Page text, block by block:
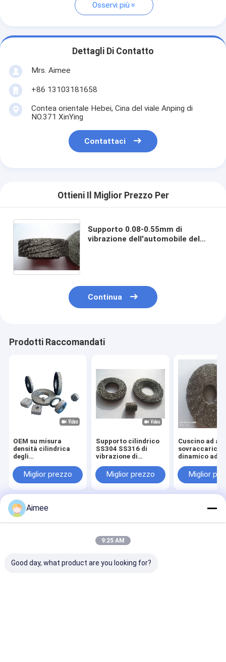
Osservi più
Dettagli Di Contatto
Mrs. Aimee
+86 13103181658
Contea orientale Hebei, Cina del viale Anping di
NO.371 XinYing
Contattaci
Ottieni Il Miglior Prezzo Per
Supporto 0.08-0.55mm di
vibrazione dell'automobile del
Continua
Prodotti Raccomandati
OEM su misura
densità cilindrica
degli
Dia.2-100mm 50G
del cuscino del
Miglior prezzo
Supporto cilindrico
SS304 SS316 di
vibrazione di
compresso le reti
metalliche 0.09mm -
Miglior prezzo
Cuscino ad
sovraccarico
dinamico ad
scosse
con diametro
Miglior
Mappa del sito
Informativa sulla privacy
Rete metallica tricottataFabbrica cinese.Copyright © 2026
AnPing ZhaoTong Metals Netting Co.,Ltd. All Rights Reserved.
Aimee
9:25 AM
Good day, what product are you looking for?